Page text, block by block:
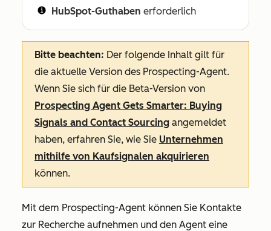
HubSpot-Guthaben erforderlich
Bitte beachten: Der folgende Inhalt gilt für
die aktuelle Version des Prospecting-Agent.
Wenn Sie sich für die Beta-Version von
Prospecting Agent Gets Smarter: Buying
Signals and Contact Sourcing angemeldet
haben, erfahren Sie, wie Sie Unternehmen
mithilfe von Kaufsignalen akquirieren
können.
Mit dem Prospecting-Agent können Sie Kontakte
zur Recherche aufnehmen und den Agent eine